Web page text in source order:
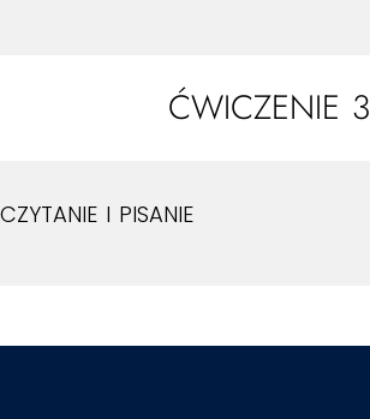
ĆWICZENIE 3
CZYTANIE I PISANIE